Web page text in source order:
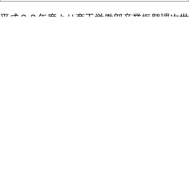
平成２２年度より商工労働部産業振興課次世